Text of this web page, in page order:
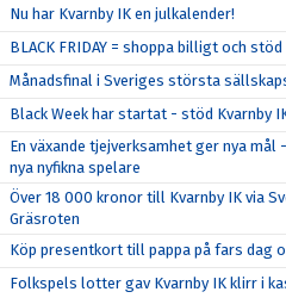
Nu har Kvarnby IK en julkalender!
BLACK FRIDAY = shoppa billigt och
Månadsfinal i Sveriges största
Black Week har startat - stöd Kvarnby
En växande tjejverksamhet ger nya mål
nya nyfikna spelare
Över 18 000 kronor till Kvarnby IK via
Gräsroten
Köp presentkort till pappa på fars dag
Folkspels lotter gav Kvarnby IK klirr i